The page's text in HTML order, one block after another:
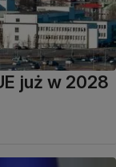
już w 2028